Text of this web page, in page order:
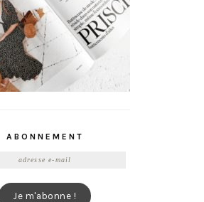
ABONNEMENT
Je m'abonne !